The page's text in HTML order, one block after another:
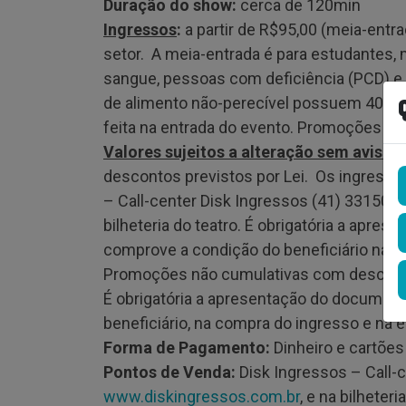
Duração do show: cerca de 120min
Ingressos: a partir de R$95,00 (meia-
setor. A meia-entrada é para
sangue, pessoas com deficiência (PCD)
de alimento não-perecível possuem 40%
feita na entrada do evento. Promoções
Valores sujeitos a alteração sem aviso
descontos previstos por Lei. Os
– Call-center Disk Ingressos (41)
bilheteria do teatro. É obrigatória a
comprove a condição do beneficiário na
Promoções não cumulativas com
É obrigatória a apresentação do
beneficiário, na compra do ingresso e na
Forma de Pagamento: Dinheiro e
Pontos de Venda: Disk Ingressos – Call-
www.diskingressos.com.br, e na